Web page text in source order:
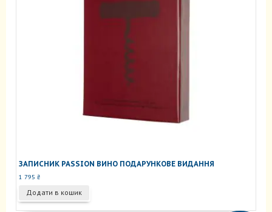
ЗАПИСНИК PASSION ВИНО ПОДАРУНКОВЕ ВИДАННЯ
1 795 ₴
Додати в кошик